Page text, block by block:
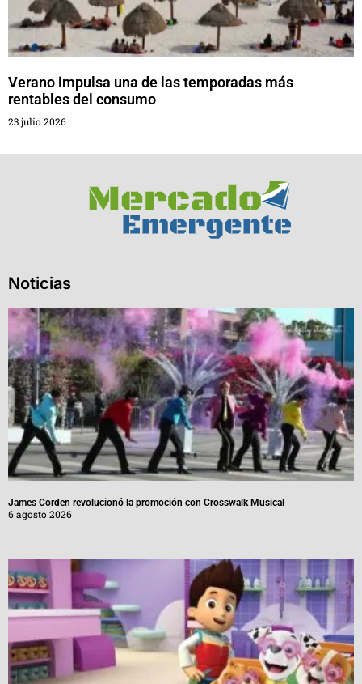
Verano impulsa una de las temporadas más
rentables del consumo
23 julio 2026
Noticias
James Corden revolucionó la promoción con Crosswalk Musical
6 agosto 2026